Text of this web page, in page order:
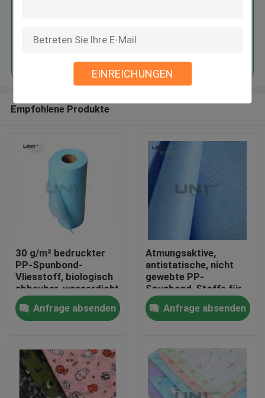
EINREICHUNGEN
Zu Hause
Produkte
Über uns
Empfohlene Produkte
30 g/m² bedruckter
PP-Spunbond-
Vliesstoff, biologisch
abbaubar, wasserdicht
Anfrage absenden
Atmungsaktive,
antistatische, nicht
gewebte PP-
Spunbond-Stoffe für
hygienische
medizinische
Operationen
Anfrage absenden